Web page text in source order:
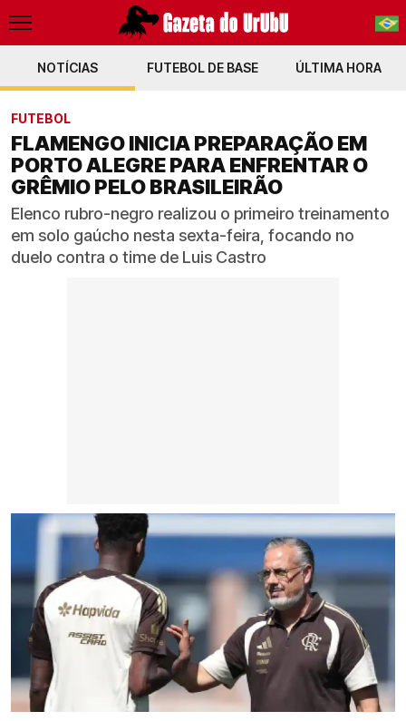
PT-BR
NOTÍCIAS FUTEBOL DE BASE ÚLTIMA HORA
FUTEBOL
FLAMENGO INICIA PREPARAÇÃO EM
PORTO ALEGRE PARA ENFRENTAR O
GRÊMIO PELO BRASILEIRÃO
Elenco rubro-negro realizou o primeiro treinamento
em solo gaúcho nesta sexta-feira, focando no
duelo contra o time de Luis Castro